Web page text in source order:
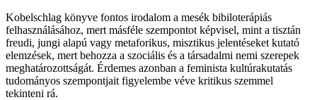
Kobelschlag könyve fontos irodalom a mesék bibiloterápiás
felhasználásához, mert másféle szempontot képvisel, mint a tisztán
freudi, jungi alapú vagy metaforikus, misztikus jelentéseket kutató
elemzések, mert behozza a szociális és a társadalmi nemi szerepek
meghatározottságát. Érdemes azonban a feminista kultúrakutatás
tudományos szempontjait figyelembe véve kritikus szemmel
tekinteni rá.